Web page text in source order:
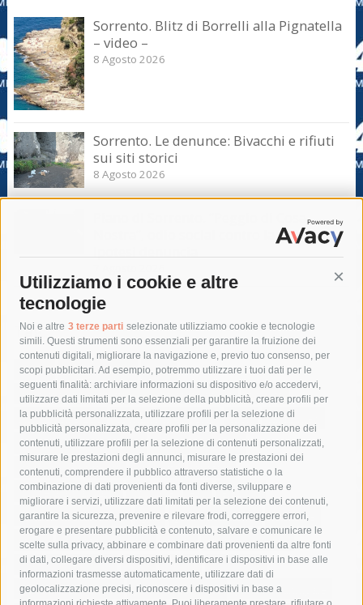
Utilizziamo i cookie e altre
tecnologie
Noi e altre 3 terze parti selezionate utilizziamo cookie e tecnologie
simili. Questi strumenti sono essenziali per garantire la fruizione dei
contenuti digitali, migliorare la navigazione e, previo tuo consenso, per
scopi pubblicitari. Ad esempio, potremmo utilizzare i tuoi dati per le
seguenti finalità: archiviare informazioni su dispositivo e/o accedervi,
utilizzare dati limitati per la selezione della pubblicità, creare profili per
la pubblicità personalizzata, utilizzare profili per la selezione di
pubblicità personalizzata, creare profili per la personalizzazione dei
contenuti, utilizzare profili per la selezione di contenuti personalizzati,
misurare le prestazioni degli annunci, misurare le prestazioni dei
contenuti, comprendere il pubblico attraverso statistiche o la
combinazione di dati provenienti da fonti diverse, sviluppare e
migliorare i servizi, utilizzare dati limitati per la selezione dei contenuti,
garantire la sicurezza, prevenire e rilevare frodi, correggere errori,
erogare e presentare pubblicità e contenuto, salvare e comunicare le
scelte sulla privacy, abbinare e combinare dati provenienti da altre fonti
di dati, collegare diversi dispositivi, identificare i dispositivi in base alle
informazioni trasmesse automaticamente, utilizzare dati di
geolocalizzazione precisi, riconoscere i dispositivi in base a
Sorrento. Blitz di Borrelli alla Pignatella
– video –
8 Agosto 2026
Sorrento. Le denunce: Bivacchi e rifiuti
sui siti storici
8 Agosto 2026
Nostra”, odio social contro la giunta.
Tag
acqua allerta meteo
anas
area marina protetta di punta campanella
arresto
Asl Napoli 3 sud
capitaneria di porto capri
carabinieri
castellammare di stabia
circumvesuviana
comune di sorrento
concerto
contagi
costiera amalfitana
covid-19 eav
elezioni
fondazione sorrento
gori guardia costiera
incidente
lavori
lorenzo balducelli mare
massa lubrense
massimo coppola
Meta napoli
ordinanza
penisola sorrentina
piano di sorrento polizia municipale